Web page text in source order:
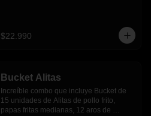
$22.990
Bucket Alitas
Increíble combo que incluye Bucket de
15 unidades de Alitas de pollo frito,
papas fritas medianas, 12 aros de